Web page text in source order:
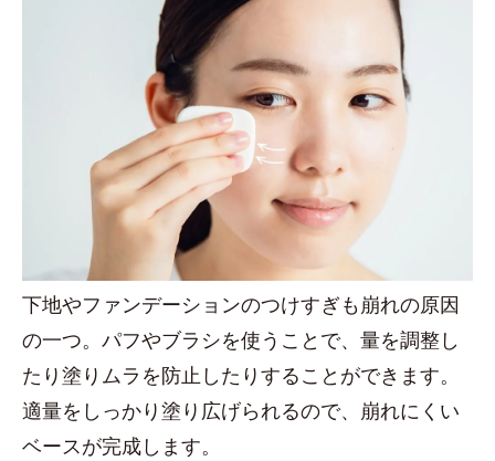
下地やファンデーションのつけすぎも崩れの原因
の一つ。パフやブラシを使うことで、量を調整し
たり塗りムラを防止したりすることができます。
適量をしっかり塗り広げられるので、崩れにくい
ベースが完成します。